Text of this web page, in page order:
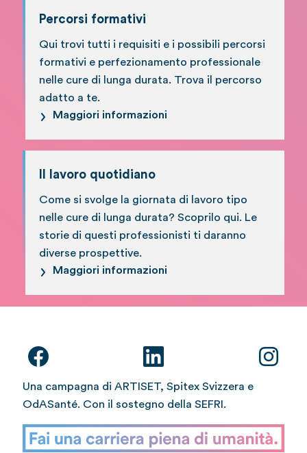
Percorsi formativi
Qui trovi tutti i requisiti e i possibili percorsi
formativi e perfezionamento professionale
nelle cure di lunga durata. Trova il percorso
adatto a te.
Maggiori informazioni
Il lavoro quotidiano
Come si svolge la giornata di lavoro tipo
nelle cure di lunga durata? Scoprilo qui. Le
storie di questi professionisti ti daranno
diverse prospettive.
Maggiori informazioni
Una campagna di ARTISET, Spitex Svizzera e
OdASanté. Con il sostegno della SEFRI.